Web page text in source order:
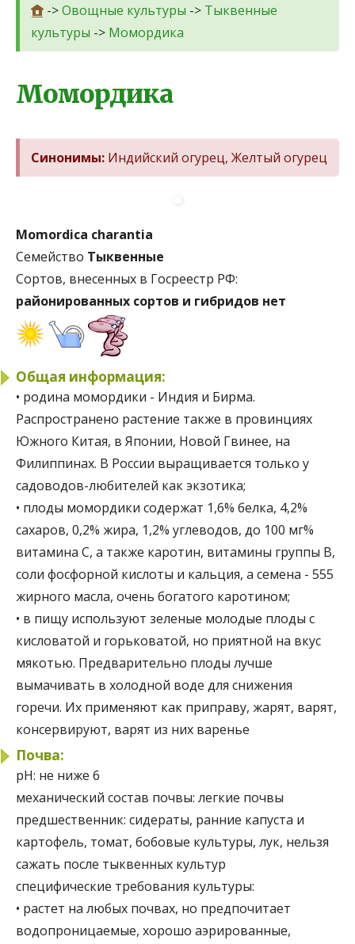
->Овощные культуры -> Тыквенные
культуры -> Момордика
Момордика
Синонимы: Индийский огурец, Желтый огурец
Momordica charantia
Семейство Тыквенные
Cортов, внесенных в Госреестр РФ:
районированных сортов и гибридов нет
Общая информация:
• родина момордики - Индия и Бирма.
Распространено растение также в провинциях
Южного Китая, в Японии, Новой Гвинее, на
Филиппинах. В России выращивается только у
садоводов-любителей как экзотика;
• плоды момордики содержат 1,6% белка, 4,2%
сахаров, 0,2% жира, 1,2% углеводов, до 100 мг%
витамина С, а также каротин, витамины группы В,
соли фосфорной кислоты и кальция, а семена - 555
жирного масла, очень богатого каротином;
• в пищу используют зеленые молодые плоды с
кисловатой и горьковатой, но приятной на вкус
мякотью. Предварительно плоды лучше
вымачивать в холодной воде для снижения
горечи. Их применяют как приправу, жарят, варят,
консервируют, варят из них варенье
Почва:
pH: не ниже 6
механический состав почвы: легкие почвы
предшественник: сидераты, ранние капуста и
картофель, томат, бобовые культуры, лук, нельзя
сажать после тыквенных культур
специфические требования культуры:
• растет на любых почвах, но предпочитает
водопроницаемые, хорошо аэрированные,